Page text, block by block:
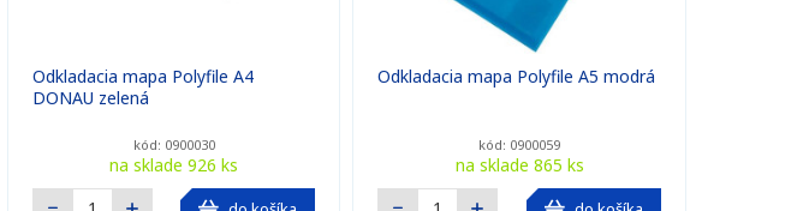
Odkladacia mapa Polyfile A4
DONAU zelená
kód: 0900030
na sklade 926 ks
Odkladacia mapa Polyfile A5 modrá
kód: 0900059
na sklade 865 ks